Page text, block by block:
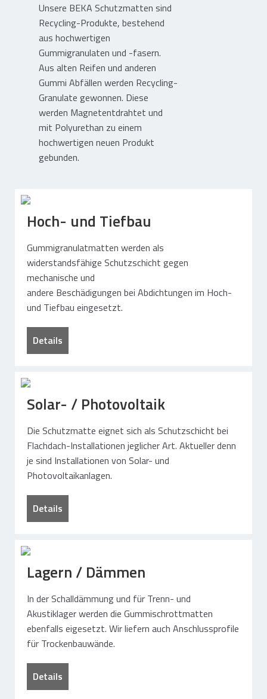
Dachgeräte & Flachdachwerkzeuge
Trockenbau: Streifen für Anschlüsse
Abdichtungsschutz / Terrassenpads
Gummi / Elastomer / Kunststoff
Holzverarbeitung / Schneidebretter
Feuerkörbe / Kreationen ab Werk
Mein Konto
Suchen
nach:
Unsere BEKA Schutzmatten sind
Recycling-Produkte, bestehend
aus hochwertigen
Gummigranulaten und -fasern.
Aus alten Reifen und anderen
Gummi Abfällen werden Recycling-
Granulate gewonnen. Diese
werden Magnetentdrahtet und
mit Polyurethan zu einem
hochwertigen neuen Produkt
gebunden.
Hoch- und Tiefbau
Gummigranulatmatten werden als
widerstandsfähige Schutzschicht gegen
mechanische und
andere Beschädigungen bei Abdichtungen im Hoch-
und Tiefbau eingesetzt.
Details
Solar- / Photovoltaik
Die Schutzmatte eignet sich als Schutzschicht bei
Flachdach-Installationen jeglicher Art. Aktueller denn
je sind Installationen von Solar- und
Photovoltaikanlagen.
Details
Lagern / Dämmen
In der Schalldämmung und für Trenn- und
Akustiklager werden die Gummischrottmatten
ebenfalls eigesetzt. Wir liefern auch Anschlussprofile
für Trockenbauwände.
Details